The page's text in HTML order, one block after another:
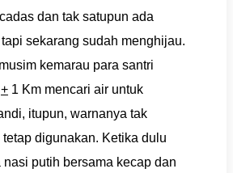
dan tak satupun ada
sekarang sudah menghijau.
kemarau para santri
+ 1 Km mencari air untuk
itupun, warnanya tak
digunakan. Ketika dulu
nasi putih bersama kecap dan